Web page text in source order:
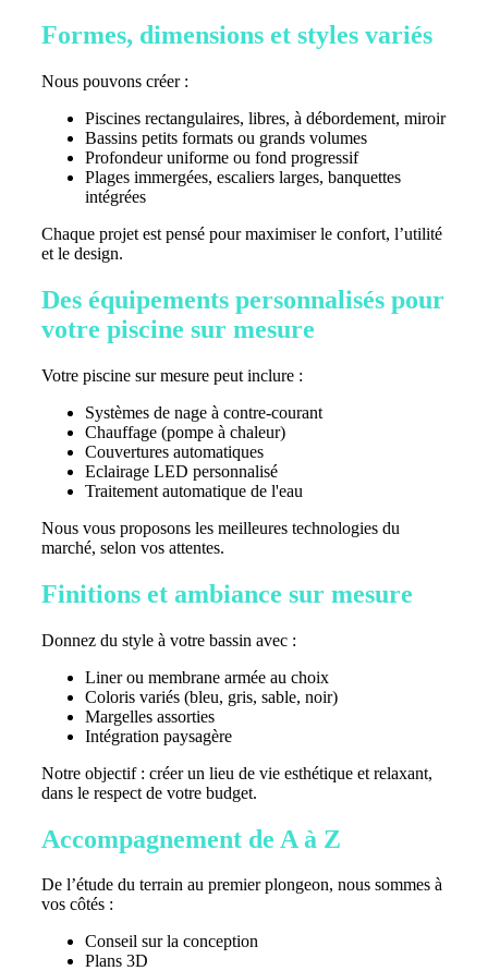
Formes, dimensions et styles variés
Nous pouvons créer :
Piscines rectangulaires, libres, à débordement, miroir
Bassins petits formats ou grands volumes
Profondeur uniforme ou fond progressif
Plages immergées, escaliers larges, banquettes
intégrées
Chaque projet est pensé pour maximiser le confort, l’utilité
et le design.
Des équipements personnalisés pour
votre piscine sur mesure
Votre piscine sur mesure peut inclure :
Systèmes de nage à contre-courant
Chauffage (pompe à chaleur)
Couvertures automatiques
Eclairage LED personnalisé
Traitement automatique de l'eau
Nous vous proposons les meilleures technologies du
marché, selon vos attentes.
Finitions et ambiance sur mesure
Donnez du style à votre bassin avec :
Liner ou membrane armée au choix
Coloris variés (bleu, gris, sable, noir)
Margelles assorties
Intégration paysagère
Notre objectif : créer un lieu de vie esthétique et relaxant,
dans le respect de votre budget.
Accompagnement de A à Z
De l’étude du terrain au premier plongeon, nous sommes à
vos côtés :
Conseil sur la conception
Plans 3D